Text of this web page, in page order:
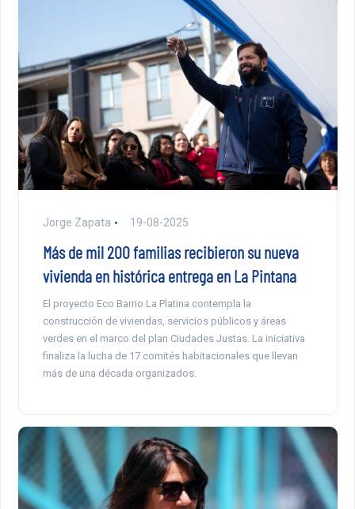
Jorge Zapata 19-08-2025
Más de mil 200 familias recibieron su nueva
vivienda en histórica entrega en La Pintana
El proyecto Eco Barrio La Platina contempla la
construcción de viviendas, servicios públicos y áreas
verdes en el marco del plan Ciudades Justas. La iniciativa
finaliza la lucha de 17 comités habitacionales que llevan
más de una década organizados.